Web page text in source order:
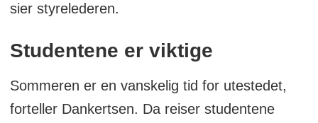
sier styrelederen.
Studentene er viktige
Sommeren er en vanskelig tid for utestedet,
forteller Dankertsen. Da reiser studentene